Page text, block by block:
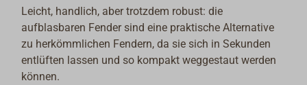
Leicht, handlich, aber trotzdem robust: die
aufblasbaren Fender sind eine praktische Alternative
zu herkömmlichen Fendern, da sie sich in Sekunden
entlüften lassen und so kompakt weggestaut werden
können.